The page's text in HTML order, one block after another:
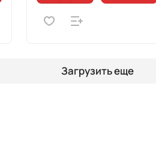
Загрузить еще